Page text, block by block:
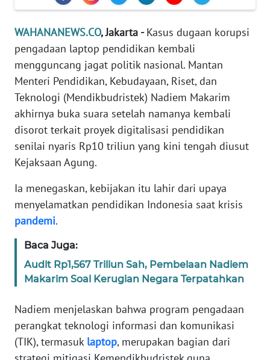
WAHANANEWS.CO, Jakarta -Kasus dugaan korupsi
pengadaan laptop pendidikan kembali
mengguncang jagat politik nasional. Mantan
Menteri Pendidikan, Kebudayaan, Riset, dan
Teknologi (Mendikbudristek) Nadiem Makarim
akhirnya buka suara setelah namanya kembali
disorot terkait proyek digitalisasi pendidikan
senilai nyaris Rp10 triliun yang kini tengah diusut
Kejaksaan Agung.
Ia menegaskan, kebijakan itu lahir dari upaya
menyelamatkan pendidikan Indonesia saat krisis
pandemi.
Baca Juga:
Audit Rp1,567 Triliun Sah, Pembelaan Nadiem
Makarim Soal Kerugian Negara Terpatahkan
Nadiem menjelaskan bahwa program pengadaan
perangkat teknologi informasi dan komunikasi
(TIK), termasuk laptop, merupakan bagian dari
INDEKS
KONTAK
KAMI
INFO
IKLAN
TENTANG
PEDOMAN
MEDIA
REDAKSI
DISCLAIMER